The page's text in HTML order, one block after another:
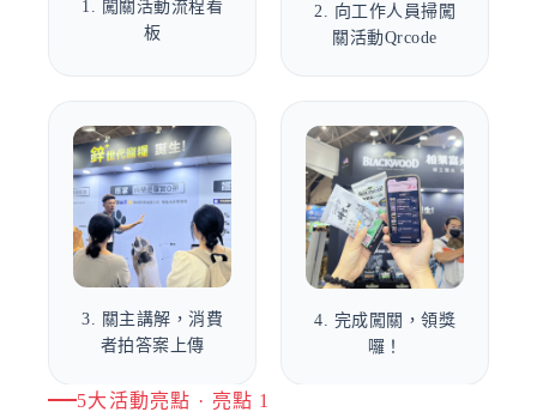
1. 闖關活動流程看
板
2. 向工作人員掃闖
關活動Qrcode
3. 關主講解，消費
者拍答案上傳
4. 完成闖關，領獎
囉！
5大活動亮點 · 亮點 1